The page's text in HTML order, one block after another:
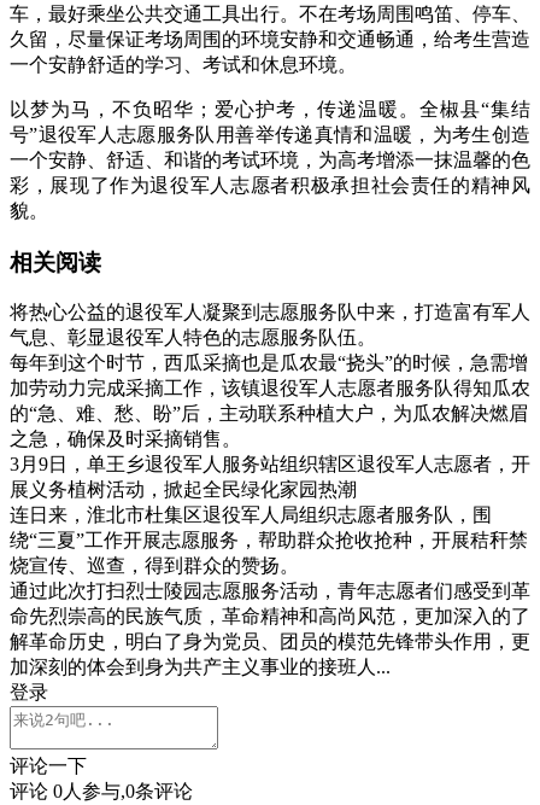
车，最好乘坐公共交通工具出行。不在考场周围鸣笛、停车、
久留，尽量保证考场周围的环境安静和交通畅通，给考生营造
一个安静舒适的学习、考试和休息环境。
以梦为马，不负昭华；爱心护考，传递温暖。全椒县“集结
号”退役军人志愿服务队用善举传递真情和温暖，为考生创造
一个安静、舒适、和谐的考试环境，为高考增添一抹温馨的色
彩，展现了作为退役军人志愿者积极承担社会责任的精神风
貌。
相关阅读
将热心公益的退役军人凝聚到志愿服务队中来，打造富有军人
气息、彰显退役军人特色的志愿服务队伍。
每年到这个时节，西瓜采摘也是瓜农最“挠头”的时候，急需增
加劳动力完成采摘工作，该镇退役军人志愿者服务队得知瓜农
的“急、难、愁、盼”后，主动联系种植大户，为瓜农解决燃眉
之急，确保及时采摘销售。
3月9日，单王乡退役军人服务站组织辖区退役军人志愿者，开
展义务植树活动，掀起全民绿化家园热潮
连日来，淮北市杜集区退役军人局组织志愿者服务队，围
绕“三夏”工作开展志愿服务，帮助群众抢收抢种，开展秸秆禁
烧宣传、巡查，得到群众的赞扬。
通过此次打扫烈士陵园志愿服务活动，青年志愿者们感受到革
命先烈崇高的民族气质，革命精神和高尚风范，更加深入的了
解革命历史，明白了身为党员、团员的模范先锋带头作用，更
加深刻的体会到身为共产主义事业的接班人...
登录
评论一下
评论 0人参与,0条评论